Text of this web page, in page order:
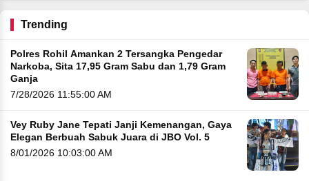
Trending
Polres Rohil Amankan 2 Tersangka Pengedar
Narkoba, Sita 17,95 Gram Sabu dan 1,79 Gram
Ganja
7/28/2026 11:55:00 AM
Vey Ruby Jane Tepati Janji Kemenangan, Gaya
Elegan Berbuah Sabuk Juara di JBO Vol. 5
8/01/2026 10:03:00 AM